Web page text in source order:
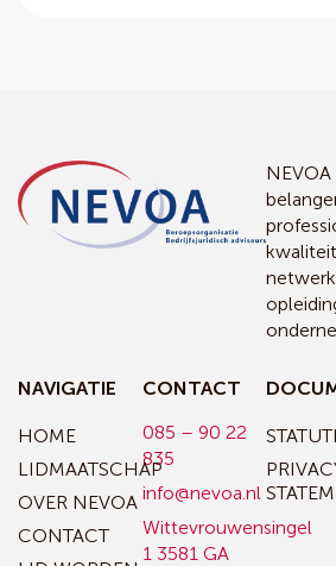
NAVIGATIE
HOME
LIDMAATSCHAP
OVER NEVOA
CONTACT
CONTACT
085 – 90 22
835
info@nevoa.nl
Wittevrouwensingel
1 3581 GA